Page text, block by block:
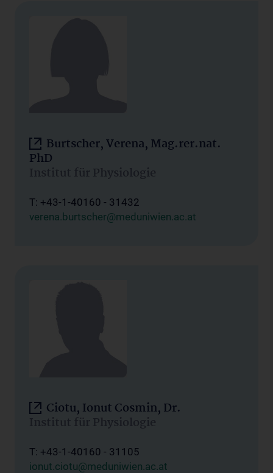
Burtscher, Verena, Mag.rer.nat.
PhD
Institut für Physiologie
T: +43-1-40160 - 31432
verena.burtscher@meduniwien.ac.at
Ciotu, Ionut Cosmin, Dr.
Institut für Physiologie
T: +43-1-40160 - 31105
ionut.ciotu@meduniwien.ac.at